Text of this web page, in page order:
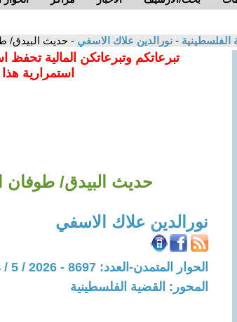
الفلسطينية - نورالدين علاك الاسفي - حديث البيدق/
تبرعاتكم وتبرعاتكن المالية
استمرارية
حديث البيدق/ طوفان
نورالدين علاك الاسفي
الحوار المتمدن-العدد: 8697 - 2026 / 5 / 4 - 04:47
المحور: القضية الفلسطينية